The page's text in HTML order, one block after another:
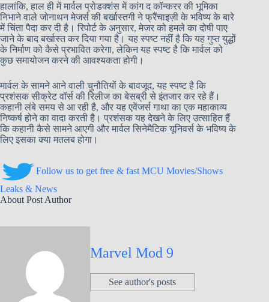
हालांकि, हाल ही में मार्वल प्रोडक्शंस में कांग द कॉन्करर की भूमिका
निभाने वाले जोनाथन मेजर्स की बर्खास्तगी ने फ्रैंचाइज़ी के भविष्य के बारे
में चिंता पैदा कर दी है। रिपोर्ट के अनुसार, मेजर को हमले का दोषी पाए
जाने के बाद बर्खास्त कर दिया गया है। यह स्पष्ट नहीं है कि यह गुप्त युद्धों
के निर्माण को कैसे प्रभावित करेगा, लेकिन यह स्पष्ट है कि मार्वल को
कुछ समायोजन करने की आवश्यकता होगी।
मार्वल के सामने आने वाली चुनौतियों के बावजूद, यह स्पष्ट है कि
प्रशंसक सीक्रेट वॉर्स की रिलीज का बेसब्री से इंतजार कर रहे हैं।
कहानी लंबे समय से आ रही है, और यह एवेंजर्स गाथा का एक महाकाव्य
निष्कर्ष होने का वादा करती है। प्रशंसक यह देखने के लिए उत्साहित हैं
कि कहानी कैसे सामने आएगी और मार्वल सिनेमैटिक यूनिवर्स के भविष्य के
लिए इसका क्या मतलब होगा।
Follow us to get free & fast MCU Movies/Shows
Leaks & News
About Post Author
Marvel Mod 9
See author's posts